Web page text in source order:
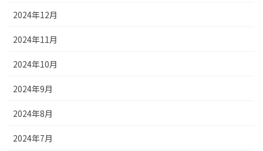
2024年12月
2024年11月
2024年10月
2024年9月
2024年8月
2024年7月